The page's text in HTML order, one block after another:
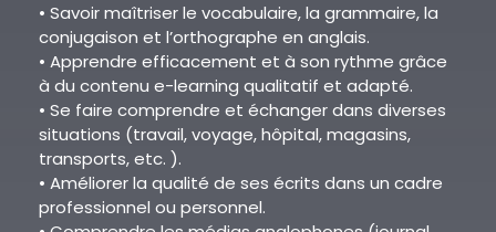
• Savoir maîtriser le vocabulaire, la grammaire, la
conjugaison et l’orthographe en anglais.
• Apprendre efficacement et à son rythme grâce
à du contenu e-learning qualitatif et adapté.
• Se faire comprendre et échanger dans diverses
situations (travail, voyage, hôpital, magasins,
transports, etc. ).
• Améliorer la qualité de ses écrits dans un cadre
professionnel ou personnel.